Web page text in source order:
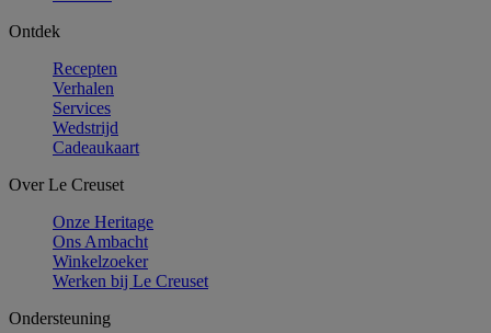
Ontdek
Recepten
Verhalen
Services
Wedstrijd
Cadeaukaart
Over Le Creuset
Onze Heritage
Ons Ambacht
Winkelzoeker
Werken bij Le Creuset
Ondersteuning